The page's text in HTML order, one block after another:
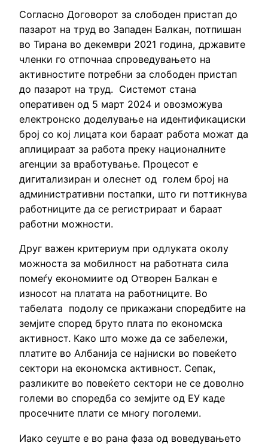
Согласно Договорот за слободен пристап до
пазарот на труд во Западен Балкан, потпишан
во Тирана во декември 2021 година, државите
членки го отпочнаа спроведувањето на
активностите потребни за слободен пристап
до пазарот на труд. Системот стана
оперативен од 5 март 2024 и овозможува
електронско доделување на идентификациски
број со кој лицата кои бараат работа можат да
аплицираат за работа преку националните
агенции за вработување. Процесот е
дигитализиран и олеснет од голем број на
административни постапки, што ги поттикнува
работниците да се регистрираат и бараат
работни можности.
Друг важен критериум при одлуката околу
можноста за мобилност на работната сила
помеѓу економиите од Отворен Балкан е
износот на платата на работниците. Во
табелата подолу се прикажани споредбите на
земјите според бруто плата по економска
активност. Како што може да се забележи,
платите во Албанија се најниски во повеќето
сектори на економска активност. Сепак,
разликите во повеќето сектори не се доволно
големи во споредба со земјите од ЕУ каде
просечните плати се многу поголеми.
Иако сеуште е во рана фаза од воведувањето